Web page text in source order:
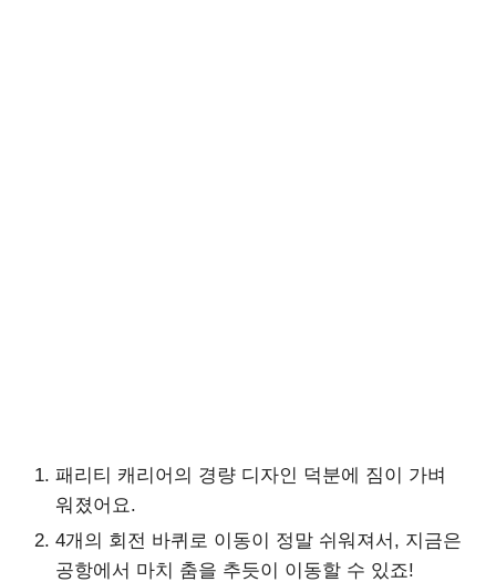
패리티 캐리어의 경량 디자인 덕분에 짐이 가벼
워졌어요.
4개의 회전 바퀴로 이동이 정말 쉬워져서, 지금은
공항에서 마치 춤을 추듯이 이동할 수 있죠!